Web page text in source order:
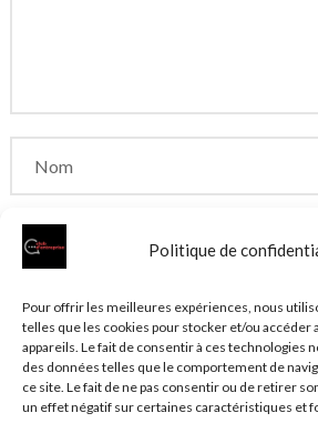
Politique de
Pour offrir les meilleures expériences, nous
telles que les cookies pour stocker et/ou accéder
appareils. Le fait de consentir à ces technologies
des données telles que le comportement de
ce site. Le fait de ne pas consentir ou de retirer
un effet négatif sur certaines caractéristiques et
Enregistrer mon nom, mon e-
le navigateur pour mon prochain